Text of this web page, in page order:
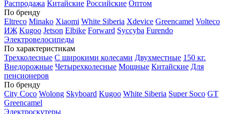
Распродажа Китайские Российские Оптом
По бренду
Eltreco Minako Xiaomi White Siberia Xdevice Greencamel Volteco
ИЖ Kugoo Jetson Elbike Forward Syccyba Furendo
Электровелосипеды
По характеристикам
Трехколесные С широкими колесами Двухместные 150 кг.
Внедорожные Четырехколесные Мощные Китайские Для
пенсионеров
По бренду
City Coco Wolong Skyboard Kugoo White Siberia Super Soco GT
Greencamel
Электроскутеры